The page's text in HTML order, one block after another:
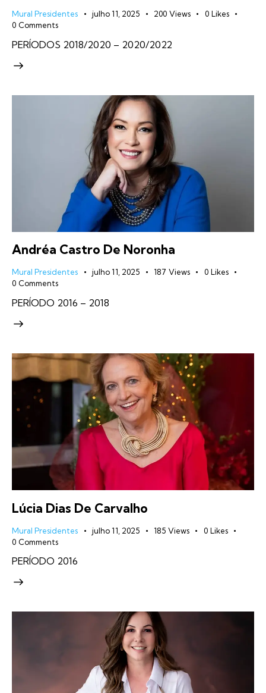
Mural Presidentes julho 11, 2025 200 Views 0 Likes
0 Comments
PERÍODOS 2018/2020 – 2020/2022
Andréa Castro De Noronha
Mural Presidentes julho 11, 2025 187 Views 0 Likes
0 Comments
PERÍODO 2016 – 2018
Lúcia Dias De Carvalho
Mural Presidentes julho 11, 2025 185 Views 0 Likes
0 Comments
PERÍODO 2016